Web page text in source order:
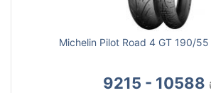
Michelin Pilot Road 4 GT 190/55
9215 - 10588